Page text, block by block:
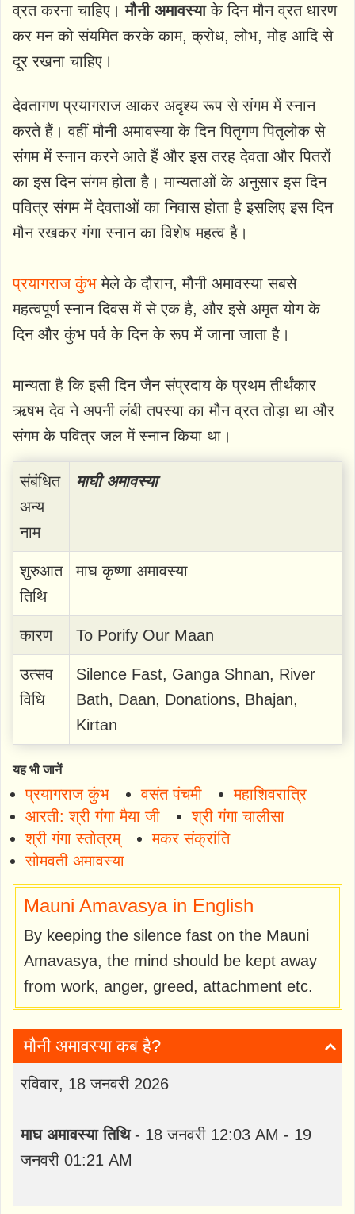
व्रत करना चाहिए।मौनी अमावस्याके दिन मौन व्रत धारण
कर मन को संयमित करके काम, क्रोध, लोभ, मोह आदि से
दूर रखना चाहिए।
देवतागण प्रयागराज आकर अदृश्‍य रूप से संगम में स्‍नान
करते हैं। वहीं मौनी अमावस्‍या के दिन पितृगण पितृलोक से
संगम में स्‍नान करने आते हैं और इस तरह देवता और पितरों
का इस दिन संगम होता है। मान्यताओं के अनुसार इस दिन
पवित्र संगम में देवताओं का निवास होता है इसलिए इस दिन
मौन रखकर गंगा स्नान का विशेष महत्व है।
प्रयागराज कुंभ मेले के दौरान, मौनी अमावस्या सबसे
महत्वपूर्ण स्नान दिवस में से एक है, और इसे अमृत योग के
दिन और कुंभ पर्व के दिन के रूप में जाना जाता है।
मान्यता है कि इसी दिन जैन संप्रदाय के प्रथम तीर्थंकार
ऋषभ देव ने अपनी लंबी तपस्या का मौन व्रत तोड़ा था और
संगम के पवित्र जल में स्नान किया था।
संबंधित
अन्य
नाम
माघी अमावस्या
शुरुआत
तिथि
माघ कृष्णा अमावस्या
कारण To Porify Our Maan
उत्सव
विधि
Silence Fast, Ganga Shnan, River
Bath, Daan, Donations, Bhajan,
Kirtan
यह भी जानें
प्रयागराज कुंभ वसंत पंचमी
महाशिवरात्रि
आरती: श्री गंगा मैया जी
श्री गंगा चालीसा
श्री गंगा स्तोत्रम्
मकर संक्रांति
सोमवती अमावस्या
Mauni Amavasya in English
By keeping the silence fast on the Mauni
Amavasya, the mind should be kept away
from work, anger, greed, attachment etc.
मौनी अमावस्या कब है?
रविवार, 18 जनवरी 2026
माघ अमावस्या तिथि- 18 जनवरी 12:03 AM - 19
जनवरी 01:21 AM